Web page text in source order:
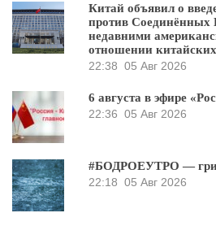
Китай объявил о
против Соединённых
недавними
отношении
22:38 05 Авг 2026
6 августа в эфире
22:36 05 Авг 2026
#БОДРОЕУТРО —
22:18 05 Авг 2026